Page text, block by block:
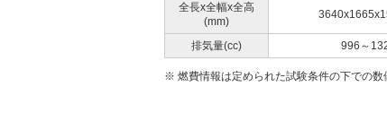
全長x全幅x全高
(mm)
排気量(cc) 996～
※ 燃費情報は定められた試験条件の下での数